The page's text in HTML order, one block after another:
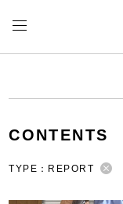
CONTENTS
TYPE：REPORT